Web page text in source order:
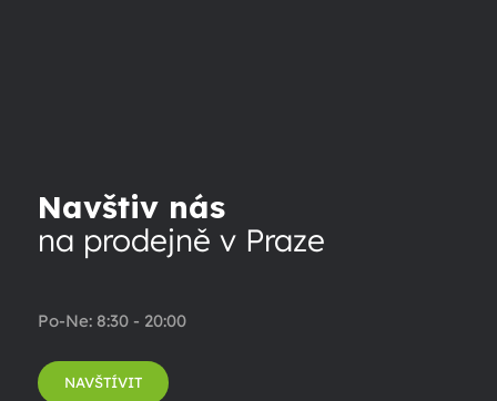
Navštiv nás
na prodejně v Praze
Po-Ne: 8:30 - 20:00
NAVŠTÍVIT